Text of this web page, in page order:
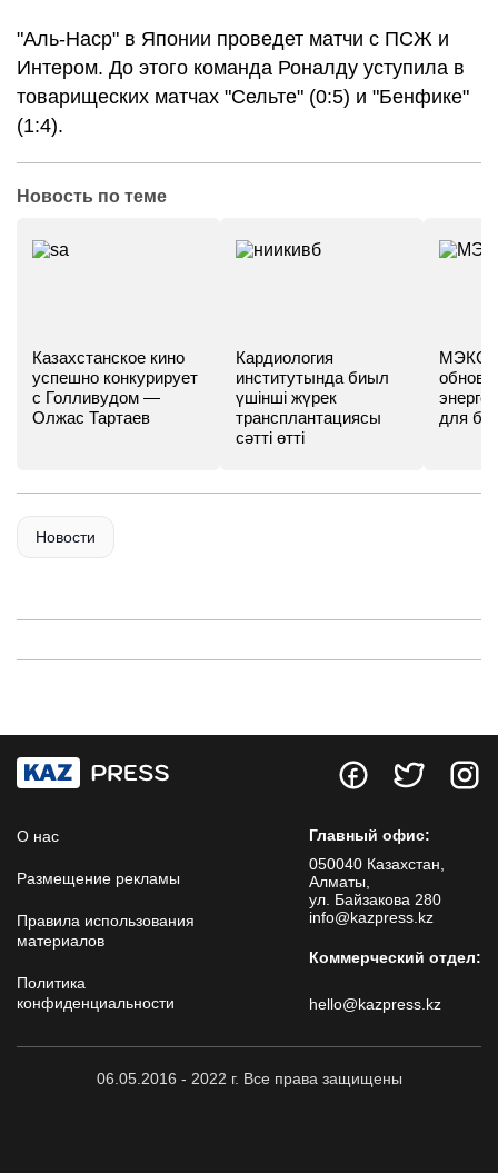
"Аль-Наср" в Японии проведет матчи с ПСЖ и
Интером. До этого команда Роналду уступила в
товарищеских матчах "Сельте" (0:5) и "Бенфике"
(1:4).
Новость по теме
Казахстанское кино
успешно конкурирует
с Голливудом —
Олжас Тартаев
Кардиология
институтында биыл
үшінші жүрек
трансплантациясы
сәтті өтті
МЭКС -
для
Новости
О нас
Размещение рекламы
Правила использования
материалов
Политика
конфиденциальности
Главный офис:
050040 Казахстан,
Алматы,
ул. Байзакова 280
info@kazpress.kz
Коммерческий отдел:
hello@kazpress.kz
06.05.2016 - 2022 г. Все права защищены